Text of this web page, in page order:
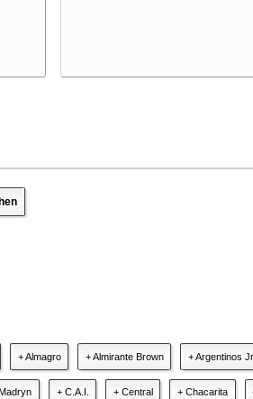
+ Almagro + Almirante Brown + Argentinos
+ C.A.I. + Central + Chacarita